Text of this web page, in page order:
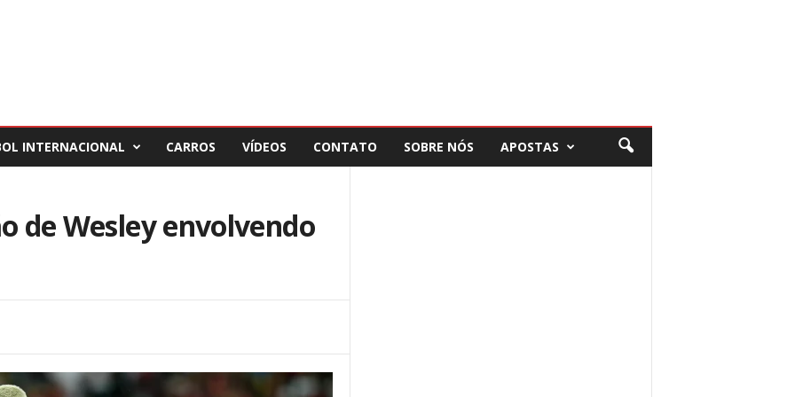
INTERNACIONAL CARROS VÍDEOS CONTATO SOBRE NÓS APOSTAS
de Wesley envolvendo